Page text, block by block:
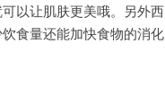
以让肌肤更美哦。另外西
食量还能加快食物的消化